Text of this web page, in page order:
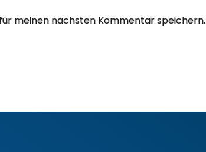
meinen nächsten Kommentar speichern.